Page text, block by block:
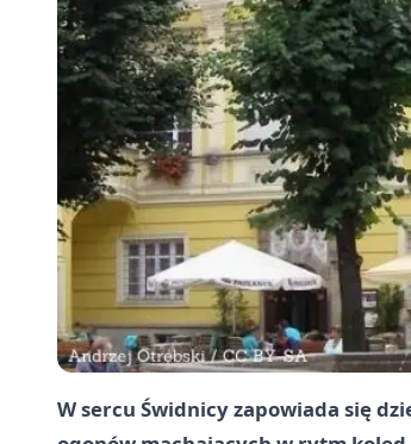
W sercu Świdnicy zapowiada się